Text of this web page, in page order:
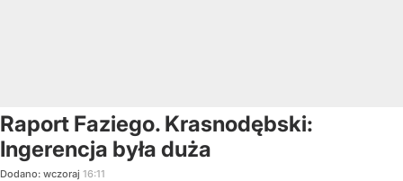
Raport Faziego. Krasnodębski:
Ingerencja była duża
Dodano: wczoraj 16:11